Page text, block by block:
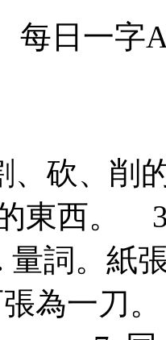
每日一字
、砍、
東西。
詞。紙
張為一刀